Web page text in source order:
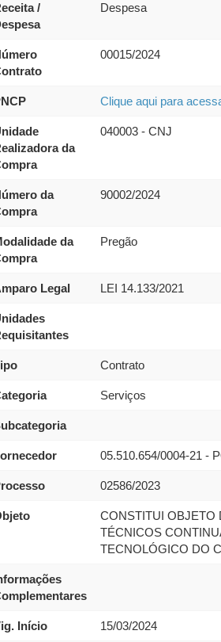
/
Despesa
00015/2024
Clique aqui para
da
040003 - CNJ
da
90002/2024
da
Pregão
Legal LEI 14.133/2021
Contrato
Serviços
05.510.654/0004-21 -
02586/2023
CONSTITUI OBJETO
TÉCNICOS
TECNOLÓGICO DO
Início 15/03/2024